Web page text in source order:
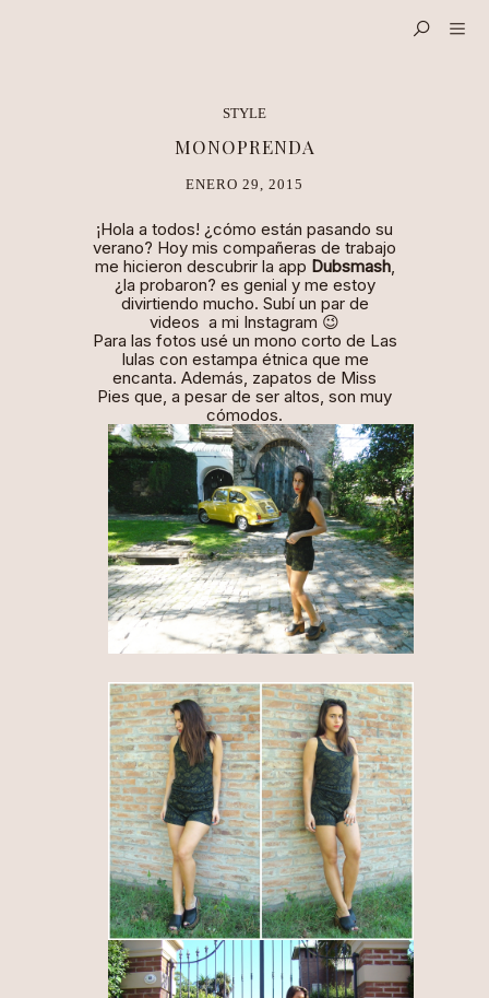
STYLE
MONOPRENDA
ENERO 29, 2015
¡Hola a todos! ¿cómo están pasando su
verano? Hoy mis compañeras de trabajo
me hicieron descubrir la app Dubsmash,
¿la probaron? es genial y me estoy
divirtiendo mucho. Subí un par de
videos a mi Instagram 😉
Para las fotos usé un mono corto de Las
Iulas con estampa étnica que me
encanta. Además, zapatos de Miss
Pies que, a pesar de ser altos, son muy
cómodos.